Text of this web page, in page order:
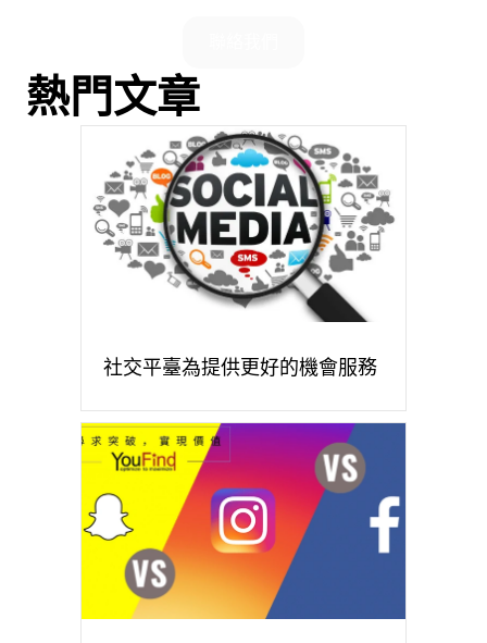
熱門文章
社交平臺為提供更好的機會服務